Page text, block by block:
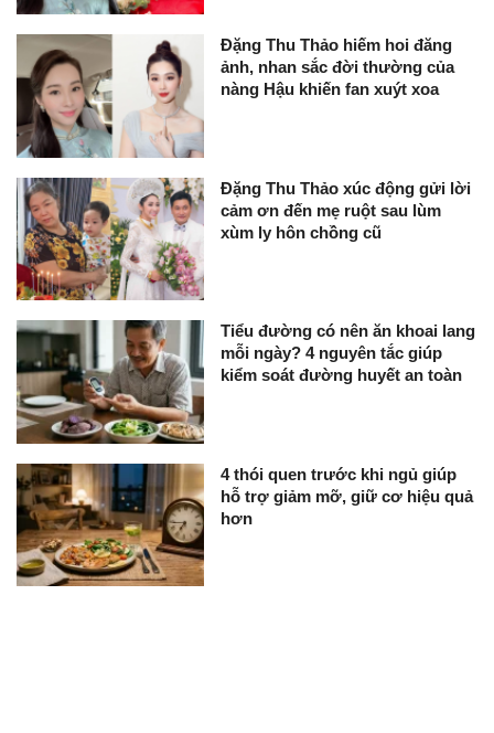
Đặng Thu Thảo hiếm hoi đăng
ảnh, nhan sắc đời thường của
nàng Hậu khiến fan xuýt xoa
Đặng Thu Thảo xúc động gửi lời
cảm ơn đến mẹ ruột sau lùm
xùm ly hôn chồng cũ
Tiểu đường có nên ăn khoai lang
mỗi ngày? 4 nguyên tắc giúp
kiểm soát đường huyết an toàn
4 thói quen trước khi ngủ giúp
hỗ trợ giảm mỡ, giữ cơ hiệu quả
hơn